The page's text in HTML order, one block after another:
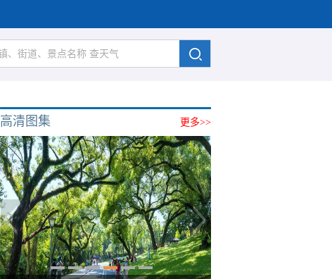
更多>>
高清图集